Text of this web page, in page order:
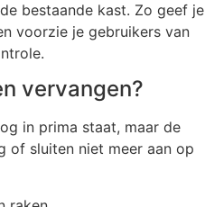
bestaande kast. Zo geef je
voorzie je gebruikers van
vervangen?
in prima staat, maar de
of sluiten niet meer aan op